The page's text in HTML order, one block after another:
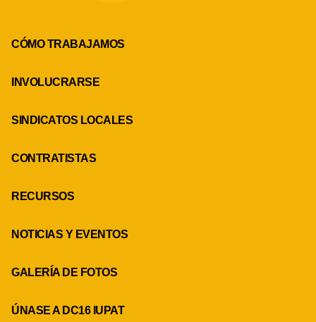
CÓMO TRABAJAMOS
INVOLUCRARSE
SINDICATOS LOCALES
CONTRATISTAS
RECURSOS
NOTICIAS Y EVENTOS
GALERÍA DE FOTOS
ÚNASE A DC16 IUPAT